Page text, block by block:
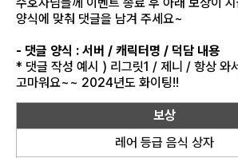
양식에 맞춰 댓글을 남겨 주세요~
- 댓글 양식 : 서버 / 캐릭터명 / 덕담 내용
* 댓글 작성 예시 ) 리그릿1 / 제니 / 항상 와
고마워요~~ 2024년도 화이팅!!
보상
레어 등급 음식 상자